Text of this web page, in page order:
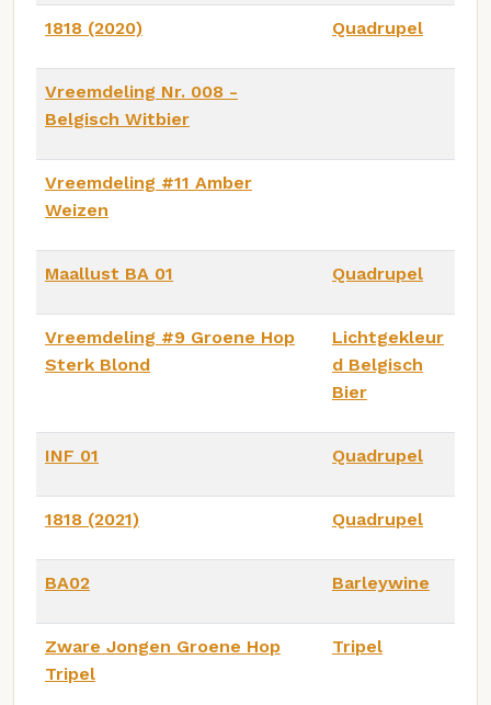
1818 (2020) Quadrupel
Vreemdeling Nr. 008 -
Belgisch Witbier
Vreemdeling #11 Amber
Weizen
Maallust BA 01 Quadrupel
Vreemdeling #9 Groene Hop
Sterk Blond
Lichtgekleur
d Belgisch
Bier
INF 01 Quadrupel
1818 (2021) Quadrupel
BA02 Barleywine
Zware Jongen Groene Hop
Tripel
Tripel